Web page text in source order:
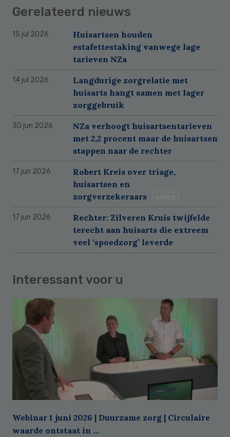
Gerelateerd nieuws
15 jul 2026
Huisartsen houden
estafettestaking vanwege lage
tarieven NZa
14 jul 2026
Langdurige zorgrelatie met
huisarts hangt samen met lager
zorggebruik
30 jun 2026
NZa verhoogt huisartsentarieven
met 2,2 procent maar de huisartsen
stappen naar de rechter
17 jun 2026
Robert Kreis over triage,
huisartsen en
zorgverzekeraars
17 jun 2026
Rechter: Zilveren Kruis twijfelde
terecht aan huisarts die extreem
veel ‘spoedzorg’ leverde
Interessant voor u
Webinar 1 juni 2026 | Duurzame zorg | Circulaire
waarde ontstaat in ...